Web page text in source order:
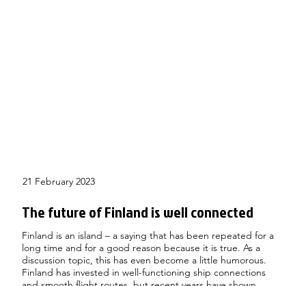
21 February 2023
The future of Finland is well connected
Finland is an island – a saying that has been repeated for a
long time and for a good reason because it is true. As a
discussion topic, this has even become a little humorous.
Finland has invested in well-functioning ship connections